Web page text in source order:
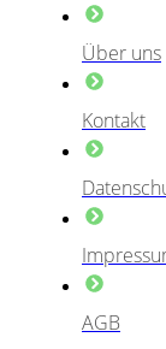
Über uns
Kontakt
AGB